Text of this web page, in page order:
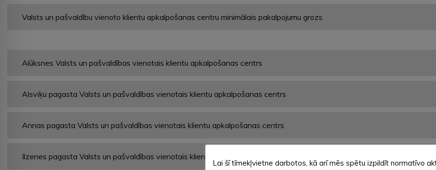
Valsts un pašvaldību vienoto klientu apkalpošanas centru minimālais pakalpojumu grozs
Alūksnes Valsts un pašvaldības vienotais klientu apkalpošanas centrs
Alsviķu pagasta Valsts un pašvaldības vienotais klientu apkalpošanas centrs
Annas pagasta Valsts un pašvaldības vienotais klientu apkalpošanas centrs
Ilzenes pagasta Valsts un pašvaldības vienotais klientu apkalpošanas centrs
Lai šī tīmekļvietne darbotos, kā arī mēs spētu izpildīt normatīvo